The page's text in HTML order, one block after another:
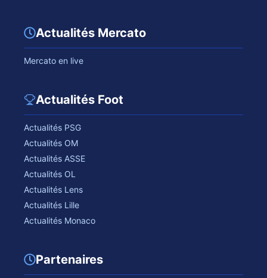
Actualités Mercato
Mercato en live
Actualités Foot
Actualités PSG
Actualités OM
Actualités ASSE
Actualités OL
Actualités Lens
Actualités Lille
Actualités Monaco
Partenaires